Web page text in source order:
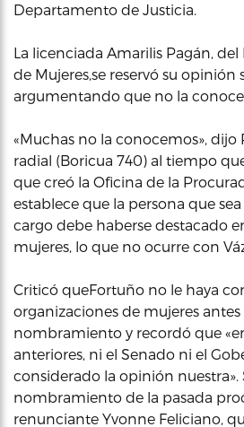
Departamento de Justicia.
La licenciada Amarilis Pagán,
de Mujeres,se reservó su
argumentando que no la
«Muchas no la conocemos», dijo
radial (Boricua 740) al tiempo
que creó la Oficina de la
establece que la persona que
cargo debe haberse destacado
mujeres, lo que no ocurre con
Criticó queFortuño no le haya
organizaciones de mujeres antes
nombramiento y recordó que
anteriores, ni el Senado ni el
considerado la opinión nuestra».
nombramiento de la pasada
renunciante Yvonne Feliciano,